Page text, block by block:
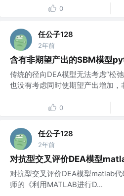
0
任公子128
2年前
含有非期望产出的SBM模型
传统的径向DEA模型无法考虑“松
也没有考虑同时使期望产出增加，
0
任公子128
2年前
对抗型交叉评价DEA模型
对抗型交叉评价DEA模型matlab
师的《利用MATLAB进行D...